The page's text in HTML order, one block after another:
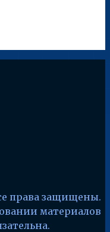
права защищены.
материалов